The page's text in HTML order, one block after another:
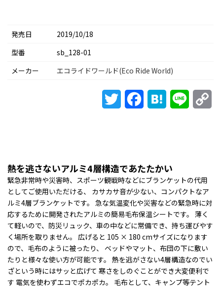
発売日
2019/10/18
型番
sb_128-01
メーカー
エコライドワールド(Eco Ride World)
Twitter FacebookHatena Line
熱を逃さないアルミ4層構造であたたかい
緊急非常時や災害時、スポーツ観戦時などにブランケットの代用
としてご使用いただける、 カサカサ音が少ない、コンパクトなア
ルミ4層ブランケットです。 急な気温変化や災害などの緊急時に対
応するために開発されたアルミの簡易毛布保温シートです。 薄く
て軽いので、防災リュック、車の中などに常備でき、持ち運びやす
く場所を取りません。 広げると 105 × 180 cmサイズになります
ので、毛布のように被ったり、 ベッドやマット、布団の下に敷い
たりと様々な使い方が可能です。 熱を逃がさない4層構造なのでい
ざという時にはサッと広げて 寒さをしのぐことができ大変便利で
す 電気を使わずエコでポカポカ。 毛布として、キャンプ等テント